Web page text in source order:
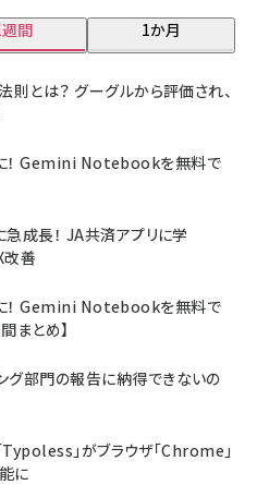
間 1か月
則とは？ グーグルから評価され、
！ Gemini Notebookを無料で
成長！ JA共済アプリに学
善
！ Gemini Notebookを無料で
まとめ】
グ部門の報告に納得できないの
」がブラウザ「Chrome」
に